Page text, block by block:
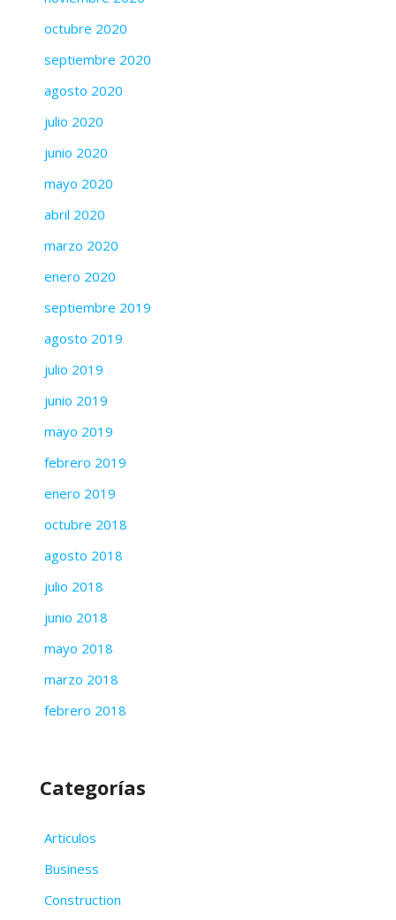
octubre 2020
septiembre 2020
agosto 2020
julio 2020
junio 2020
mayo 2020
abril 2020
marzo 2020
enero 2020
septiembre 2019
agosto 2019
julio 2019
junio 2019
mayo 2019
febrero 2019
enero 2019
octubre 2018
agosto 2018
julio 2018
junio 2018
mayo 2018
marzo 2018
febrero 2018
Categorías
Articulos
Business
Construction